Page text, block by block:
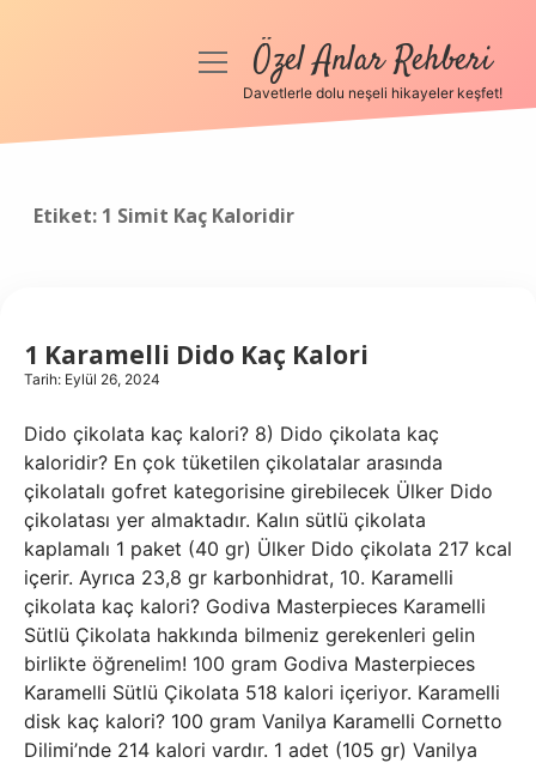
Anasayfa
menüyüÖzel Anlar Rehberi
Davetlerle dolu neşeli hikayeler keşfet!
Etiket: 1 Simit Kaç Kaloridir
1 Karamelli Dido Kaç Kalori
Tarih: Eylül 26, 2024
Dido çikolata kaç kalori? 8) Dido çikolata kaç
kaloridir? En çok tüketilen çikolatalar arasında
çikolatalı gofret kategorisine girebilecek Ülker Dido
çikolatası yer almaktadır. Kalın sütlü çikolata
kaplamalı 1 paket (40 gr) Ülker Dido çikolata 217 kcal
içerir. Ayrıca 23,8 gr karbonhidrat, 10. Karamelli
çikolata kaç kalori? Godiva Masterpieces Karamelli
Sütlü Çikolata hakkında bilmeniz gerekenleri gelin
birlikte öğrenelim! 100 gram Godiva Masterpieces
Karamelli Sütlü Çikolata 518 kalori içeriyor. Karamelli
disk kaç kalori? 100 gram Vanilya Karamelli Cornetto
Dilimi’nde 214 kalori vardır. 1 adet (105 gr) Vanilya